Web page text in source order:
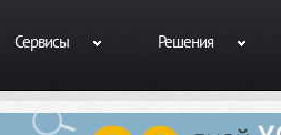
Сервисы Решения